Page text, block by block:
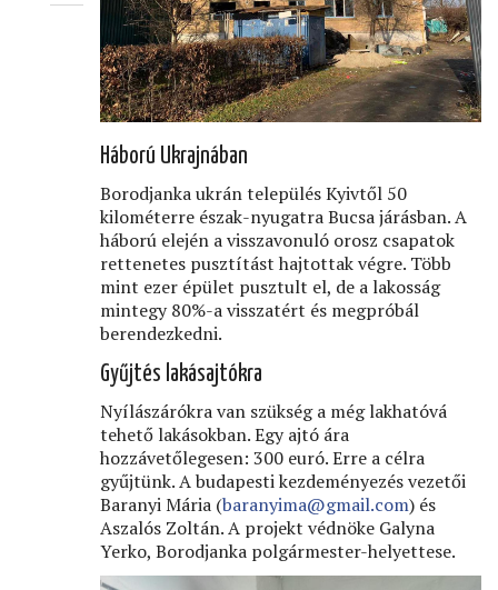
Háború Ukrajnában
Borodjanka ukrán település Kyivtől 50
kilométerre észak-nyugatra Bucsa járásban. A
háború elején a visszavonuló orosz csapatok
rettenetes pusztítást hajtottak végre. Több
mint ezer épület pusztult el, de a lakosság
mintegy 80%-a visszatért és megpróbál
berendezkedni.
Gyűjtés lakásajtókra
Nyílászárókra van szükség a még lakhatóvá
tehető lakásokban. Egy ajtó ára
hozzávetőlegesen: 300 euró. Erre a célra
gyűjtünk. A budapesti kezdeményezés vezetői
Baranyi Mária (baranyima@gmail.com) és
Aszalós Zoltán. A projekt védnöke Galyna
Yerko, Borodjanka polgármester-helyettese.
Image